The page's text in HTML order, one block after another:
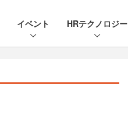
イベント HRテクノロジー